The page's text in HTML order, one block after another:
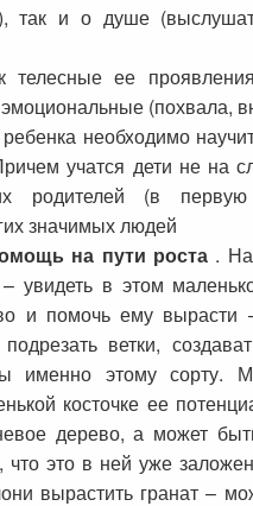
так и о душе
телесные ее
эмоциональные (похвала,
необходимо
учатся дети не на
родителей (в первую
значимых людей
на пути роста.
– увидеть в этом
и помочь ему вырасти
ветки,
именно этому сорту.
косточке ее
дерево, а может
это в ней уже
вырастить гранат –